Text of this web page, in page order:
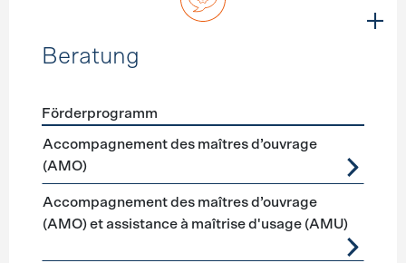
Beratung
Förderprogramme Beratung
Förderprogramm
Accompagnement des maîtres d’ouvrage
(AMO)
Accompagnement des maîtres d’ouvrage
(AMO) et assistance à maîtrise d'usage (AMU)